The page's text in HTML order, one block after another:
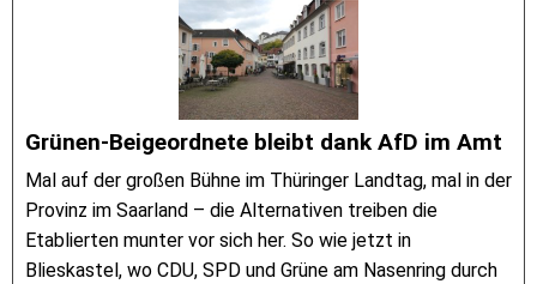
Grünen-Beigeordnete bleibt dank AfD im Amt
Mal auf der großen Bühne im Thüringer Landtag, mal in der
Provinz im Saarland – die Alternativen treiben die
Etablierten munter vor sich her. So wie jetzt in
Blieskastel, wo CDU, SPD und Grüne am Nasenring durch